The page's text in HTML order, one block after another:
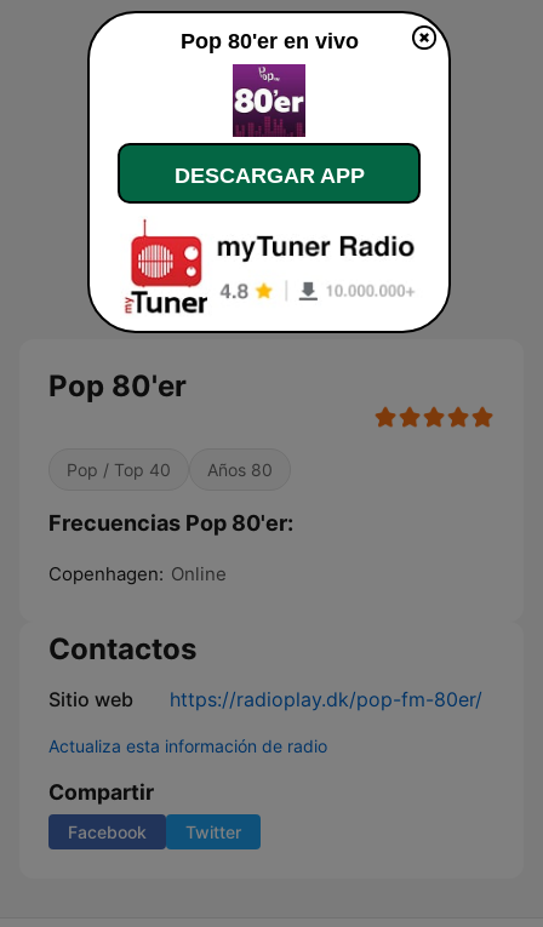
Pop 80'er
Pop / Top 40 Años 80
Frecuencias Pop 80'er:
Copenhagen: Online
Contactos
Sitio web https://radioplay.dk/pop-fm-80er/
Actualiza esta información de radio
Compartir
Facebook Twitter
Pop 80'er en vivo
DESCARGAR APP